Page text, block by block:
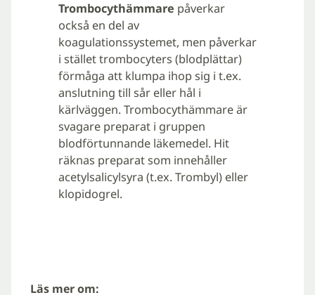
Trombocythämmare påverkar
också en del av
koagulationssystemet, men påverkar
i stället trombocyters (blodplättar)
förmåga att klumpa ihop sig i t.ex.
anslutning till sår eller hål i
kärlväggen. Trombocythämmare är
svagare preparat i gruppen
blodförtunnande läkemedel. Hit
räknas preparat som innehåller
acetylsalicylsyra (t.ex. Trombyl) eller
klopidogrel.
Läs mer om: